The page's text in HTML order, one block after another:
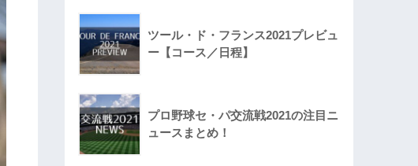
ツール・ド・フランス2021プレビュ
ー【コース／日程】
プロ野球セ・パ交流戦2021の注目ニ
ュースまとめ！